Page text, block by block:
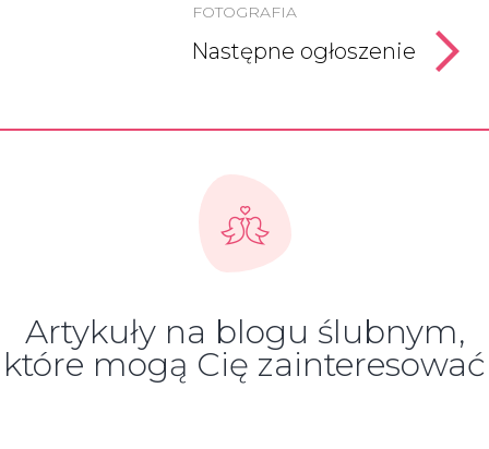
FOTOGRAFIA
Następne ogłoszenie
Artykuły na blogu ślubnym,
które mogą Cię zainteresować